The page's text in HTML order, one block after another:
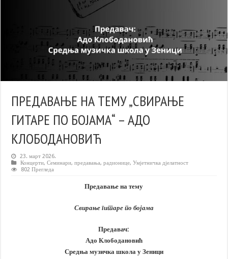
ПРЕДАВАЊЕ НА ТЕМУ „СВИРАЊЕ
ГИТАРЕ ПО БОЈАМА“ – АДО
КЛОБОДАНОВИЋ
23. март 2026.
Концерти,Семинари, предавања, радионице,Умјетничка дјелатност
802 Прегледа
Предавање на тему
Свирање гитаре по бојама
Предавач:
Адо Клободановић
Средња музичка школа у Зеници